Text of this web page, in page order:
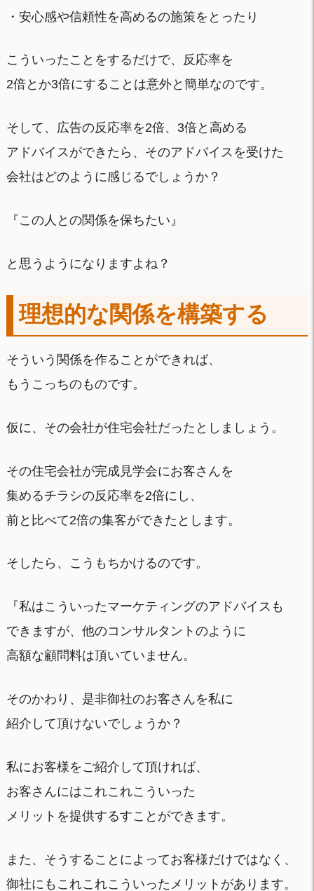
・安心感や信頼性を高めるの施策をとったり
こういったことをするだけで、反応率を
2倍とか3倍にすることは意外と簡単なのです。
そして、広告の反応率を2倍、3倍と高める
アドバイスができたら、そのアドバイスを受けた
会社はどのように感じるでしょうか？
『この人との関係を保ちたい』
と思うようになりますよね？
理想的な関係を構築する
そういう関係を作ることができれば、
もうこっちのものです。
仮に、その会社が住宅会社だったとしましょう。
その住宅会社が完成見学会にお客さんを
集めるチラシの反応率を2倍にし、
前と比べて2倍の集客ができたとします。
そしたら、こうもちかけるのです。
『私はこういったマーケティングのアドバイスも
できますが、他のコンサルタントのように
高額な顧問料は頂いていません。
そのかわり、是非御社のお客さんを私に
紹介して頂けないでしょうか？
私にお客様をご紹介して頂ければ、
お客さんにはこれこれこういった
メリットを提供するすことができます。
また、そうすることによってお客様だけではなく、
御社にもこれこれこういったメリットがあります。